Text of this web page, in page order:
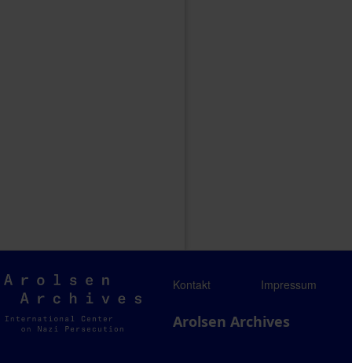
Arolsen
Archives
Kontakt Impressum
Arolsen Archives